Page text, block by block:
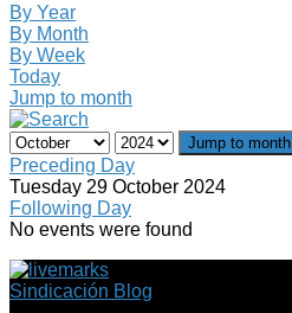
By Year
By Month
By Week
Today
Jump to month
Jump to month
Preceding Day
Tuesday 29 October 2024
Following Day
No events were found
Sindicación Blog